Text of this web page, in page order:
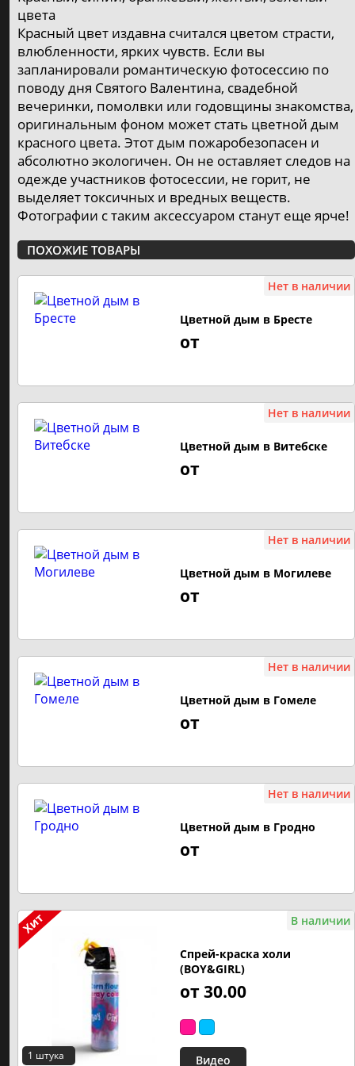
Ракеты, римские свечи, базуки
⚡️ от 3р. до 350р.
Cвечи в торт
⚡️ от 6р. до 21р.
Бенгальские огни
⚡️ от 3р. до 30р.
Небесные фонарики
⚡️ от 8р. до 8р.
Хлопушки
⚡️ от 2р. до 25р.
Фаера, стробоскопы
⚡️ от 6р. до 15р.
Фейерверки до 50 рублей
Фейерверки от 50 до 100 рублей
Фейерверки от 100 рублей и выше
16 залпов
19 залпов
300 залпов
100 залпов
На свадьбу
Фаершоу на свадьбу
цвета
Красный цвет издавна считался цветом страсти,
влюбленности, ярких чувств. Если вы
запланировали романтическую фотосессию по
поводу дня Святого Валентина, свадебной
вечеринки, помолвки или годовщины знакомства,
оригинальным фоном может стать цветной дым
красного цвета. Этот дым пожаробезопасен и
абсолютно экологичен. Он не оставляет следов на
одежде участников фотосессии, не горит, не
выделяет токсичных и вредных веществ.
Фотографии с таким аксессуаром станут еще ярче!
ПОХОЖИЕ ТОВАРЫ
Цветной дым в Бресте
от
Нет в наличии
Цветной дым в Витебске
от
Нет в наличии
Цветной дым в Могилеве
от
Нет в наличии
Цветной дым в Гомеле
от
Нет в наличии
Цветной дым в Гродно
от
Нет в наличии
1 штука
Спрей-краска холи
(BOY&GIRL)
от 30.00
В наличии
Видео